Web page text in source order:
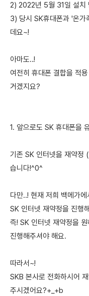
2) 2022년 5월 31일 설치
3) 당시 SK휴대폰과 '온가
데요~!
아마도..!
여전히 휴대폰 결합을 적
거겠지요?
1. 앞으로도 SK 휴대폰을
기존 SK 인터넷을 재약정
습니다!^0^
다만..! 현재 저희 백메가에
SK 인터넷 재약정을 진행
즉! SK 인터넷 재약정을
진행해주셔야 해요.
따라서~!
SKB 본사로 전화하시어
주시겠어요?+_+b